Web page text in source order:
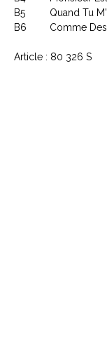
B5
Quand Tu
B6
Comme
Article : 80 326 S